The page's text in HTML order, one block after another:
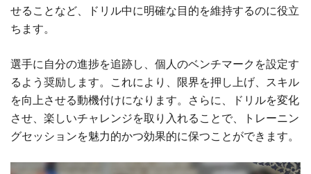
せることなど、ドリル中に明確な目的を維持するのに役立
ちます。
選手に自分の進捗を追跡し、個人のベンチマークを設定す
るよう奨励します。これにより、限界を押し上げ、スキル
を向上させる動機付けになります。さらに、ドリルを変化
させ、楽しいチャレンジを取り入れることで、トレーニン
グセッションを魅力的かつ効果的に保つことができます。